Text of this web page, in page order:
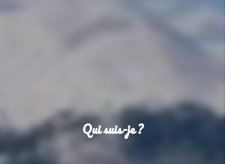
Qui suis-je ?